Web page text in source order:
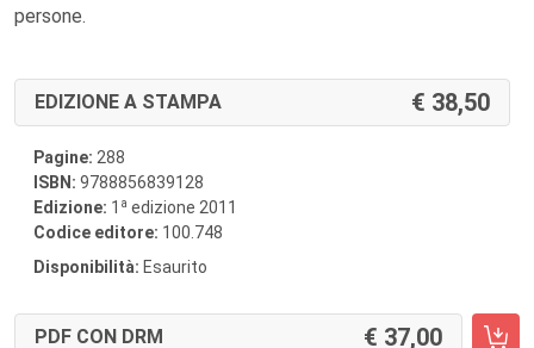
persone.
EDIZIONE A STAMPA 38,50
Pagine: 288
ISBN: 9788856839128
Edizione: 1 a edizione 2011
Codice editore: 100.748
Disponibilità: Esaurito
PDF CON DRM 37,00